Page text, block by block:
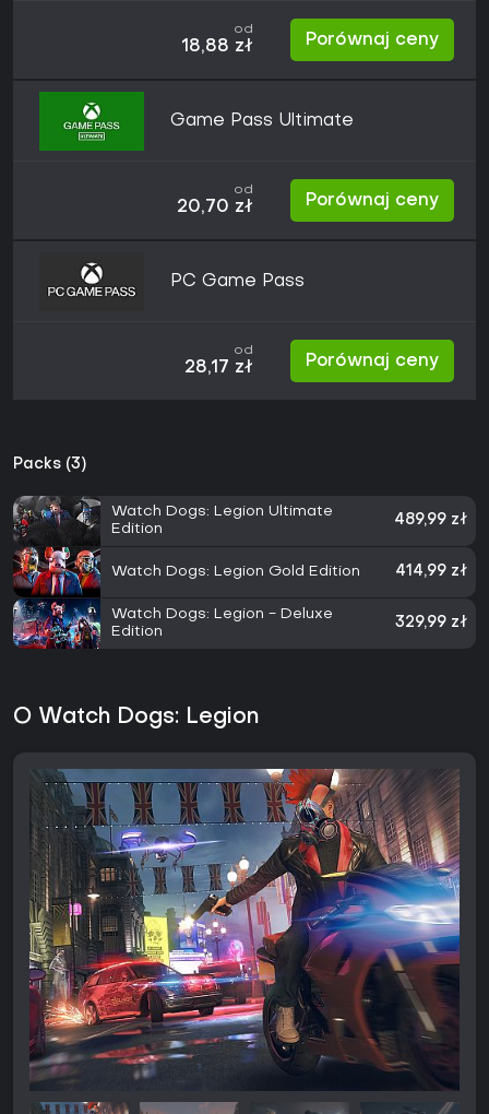
od
18,88 zł Porównaj ceny
Game Pass Ultimate
od
20,70 zł Porównaj ceny
PC Game Pass
od
28,17 zł Porównaj ceny
Packs (3)
Watch Dogs: Legion Ultimate
Edition
489,99 zł
Watch Dogs: Legion Gold Edition 414,99 zł
Watch Dogs: Legion - Deluxe
Edition
329,99 zł
O Watch Dogs: Legion